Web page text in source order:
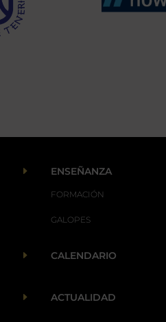
E ENSEÑANZA
FORMACIÓN
GALOPES
E CALENDARIO
E ACTUALIDAD